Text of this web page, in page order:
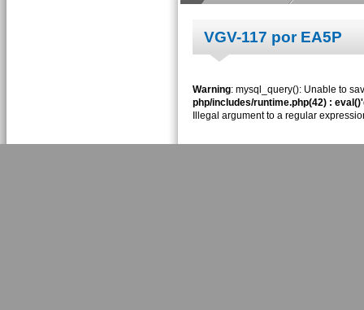
VGV-117 por EA5P
Warning: mysql_query(): Unable to
php/includes/runtime.php(42) :
Illegal argument to a regular